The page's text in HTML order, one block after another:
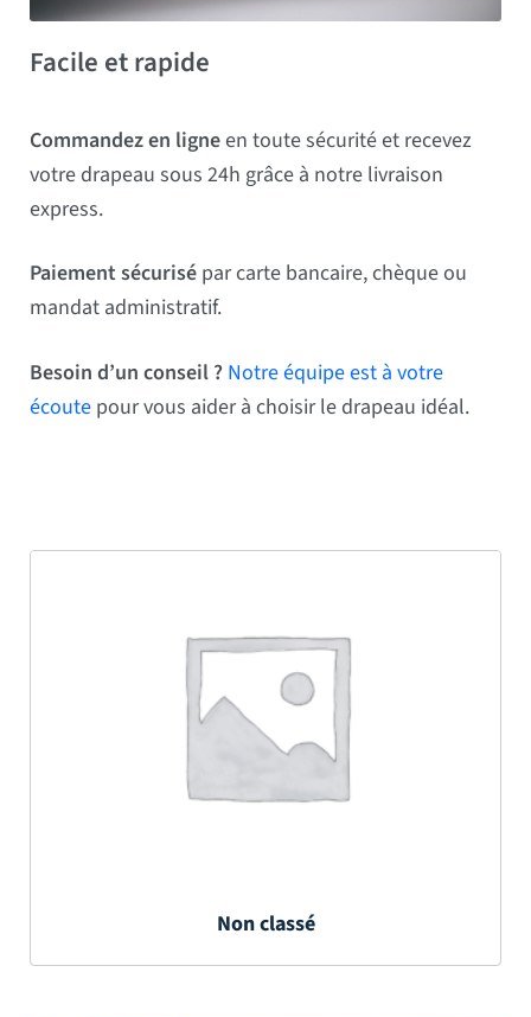
Facile et rapide
Commandez en ligneen toute sécurité et recevez
votre drapeau sous 24h grâce à notre livraison
express.
Paiement sécurisé par carte bancaire, chèque ou
mandat administratif.
Besoin d’un conseil ? Notre équipe est à votre
écoute pour vous aider à choisir le drapeau idéal.
Non classé